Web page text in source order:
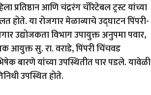
प्रतिष्ठान आणि चंद्ररंग चॅरिटेबल ट्रस्ट यांच्या
या रोजगार मेळाव्याचे उद्घाटन पिंपरी-
उद्योजकता विभाग उपायुक्त अनुपमा पवार,
आयुक्त सु. रा. वराडे, पिंपरी चिंचवड
बारणे यांच्या उपस्थितीत पार पडले. यावेळी
उपस्थित होते.